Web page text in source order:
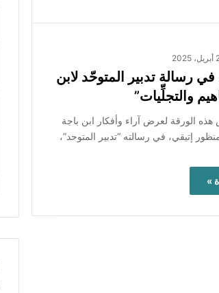
2025
في رسالة تدبير المتوحّد لابن
والتجلِّيات”
الورقة لعرض آراء وأفكار ابن باجة
إتيقي، في رسالته “تدبير المتوحد”،
»